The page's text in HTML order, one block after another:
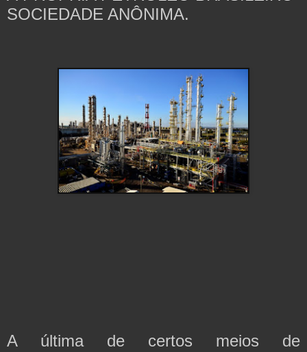
SOCIEDADE ANÔNIMA.
A última de certos meios de